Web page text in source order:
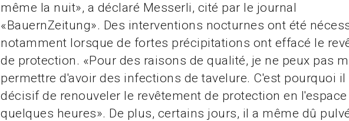
même la nuit», a déclaré Messerli, cité par le journal
«BauernZeitung». Des interventions nocturnes ont été
notamment lorsque de fortes précipitations ont effacé le
de protection. «Pour des raisons de qualité, je ne peux pas
permettre d'avoir des infections de tavelure. C'est pourquoi il
décisif de renouveler le revêtement de protection en l'espace
quelques heures». De plus, certains jours, il a même dû